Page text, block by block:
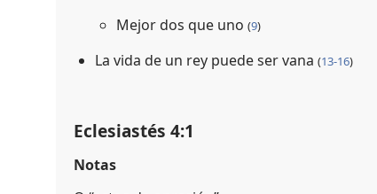
Mejor dos que uno (9)
La vida de un rey puede ser vana (13-16)
Eclesiastés 4:1
Notas